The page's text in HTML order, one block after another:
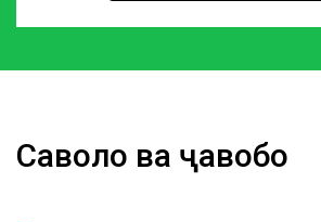
Саволҳо ва ҷавобҳо